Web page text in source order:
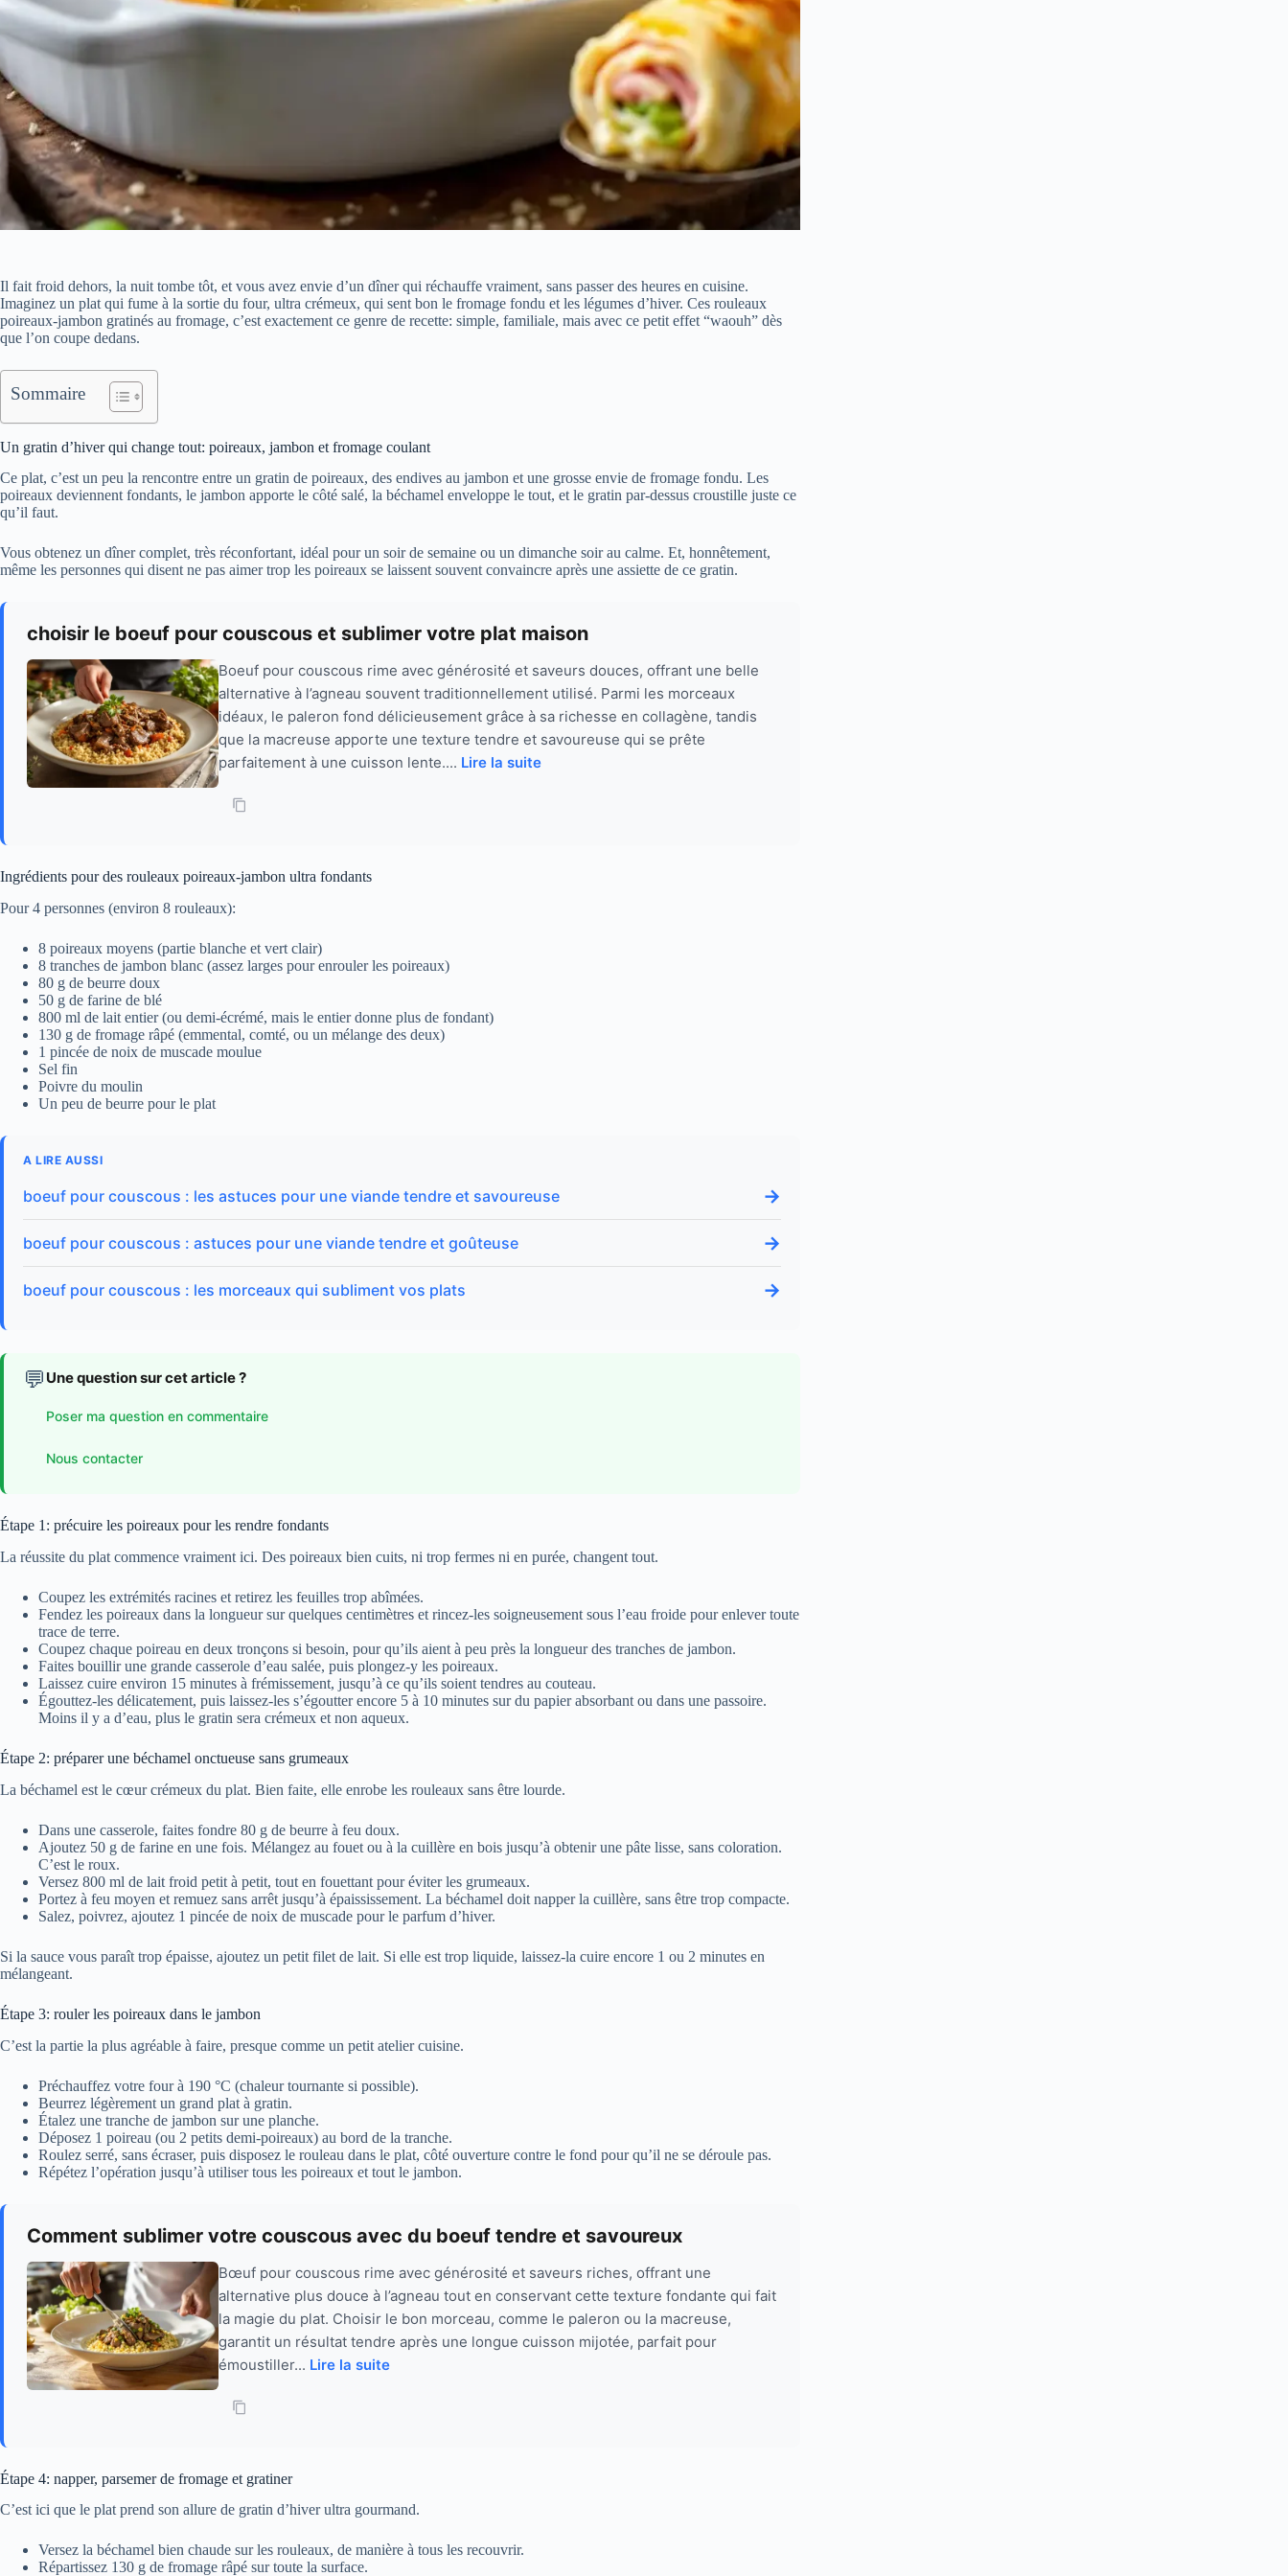
Il fait froid dehors, la nuit tombe tôt, et vous avez envie d’un dîner qui réchauffe vraiment, sans passer des heures en cuisine.
Imaginez un plat qui fume à la sortie du four, ultra crémeux, qui sent bon le fromage fondu et les légumes d’hiver. Ces rouleaux
poireaux-jambon gratinés au fromage, c’est exactement ce genre de recette: simple, familiale, mais avec ce petit effet “waouh” dès
que l’on coupe dedans.
Sommaire
Un gratin d’hiver qui change tout: poireaux, jambon et fromage coulant
Ce plat, c’est un peu la rencontre entre un gratin de poireaux, des endives au jambon et une grosse envie de fromage fondu. Les
poireaux deviennent fondants, le jambon apporte le côté salé, la béchamel enveloppe le tout, et le gratin par-dessus croustille juste ce
qu’il faut.
Vous obtenez un dîner complet, très réconfortant, idéal pour un soir de semaine ou un dimanche soir au calme. Et, honnêtement,
même les personnes qui disent ne pas aimer trop les poireaux se laissent souvent convaincre après une assiette de ce gratin.
choisir le boeuf pour couscous et sublimer votre plat maison
Boeuf pour couscous rime avec générosité et saveurs douces, offrant une belle
alternative à l’agneau souvent traditionnellement utilisé. Parmi les morceaux
idéaux, le paleron fond délicieusement grâce à sa richesse en collagène, tandis
que la macreuse apporte une texture tendre et savoureuse qui se prête
parfaitement à une cuisson lente.... Lire la suite
Ingrédients pour des rouleaux poireaux-jambon ultra fondants
Pour 4 personnes (environ 8 rouleaux):
8 poireaux moyens (partie blanche et vert clair)
8 tranches de jambon blanc (assez larges pour enrouler les poireaux)
80 g de beurre doux
50 g de farine de blé
800 ml de lait entier (ou demi-écrémé, mais le entier donne plus de fondant)
130 g de fromage râpé (emmental, comté, ou un mélange des deux)
1 pincée de noix de muscade moulue
Sel fin
Poivre du moulin
Un peu de beurre pour le plat
A LIRE AUSSI
boeuf pour couscous : les astuces pour une viande tendre et savoureuse →
boeuf pour couscous : astuces pour une viande tendre et goûteuse →
boeuf pour couscous : les morceaux qui subliment vos plats →
💬 Une question sur cet article ?
Poser ma question en commentaire
Nous contacter
Étape 1: précuire les poireaux pour les rendre fondants
La réussite du plat commence vraiment ici. Des poireaux bien cuits, ni trop fermes ni en purée, changent tout.
Coupez les extrémités racines et retirez les feuilles trop abîmées.
Fendez les poireaux dans la longueur sur quelques centimètres et rincez-les soigneusement sous l’eau froide pour enlever toute
trace de terre.
Coupez chaque poireau en deux tronçons si besoin, pour qu’ils aient à peu près la longueur des tranches de jambon.
Faites bouillir une grande casserole d’eau salée, puis plongez-y les poireaux.
Laissez cuire environ 15 minutes à frémissement, jusqu’à ce qu’ils soient tendres au couteau.
Égouttez-les délicatement, puis laissez-les s’égoutter encore 5 à 10 minutes sur du papier absorbant ou dans une passoire.
Moins il y a d’eau, plus le gratin sera crémeux et non aqueux.
Étape 2: préparer une béchamel onctueuse sans grumeaux
La béchamel est le cœur crémeux du plat. Bien faite, elle enrobe les rouleaux sans être lourde.
Dans une casserole, faites fondre 80 g de beurre à feu doux.
Ajoutez 50 g de farine en une fois. Mélangez au fouet ou à la cuillère en bois jusqu’à obtenir une pâte lisse, sans coloration.
C’est le roux.
Versez 800 ml de lait froid petit à petit, tout en fouettant pour éviter les grumeaux.
Portez à feu moyen et remuez sans arrêt jusqu’à épaississement. La béchamel doit napper la cuillère, sans être trop compacte.
Salez, poivrez, ajoutez 1 pincée de noix de muscade pour le parfum d’hiver.
Si la sauce vous paraît trop épaisse, ajoutez un petit filet de lait. Si elle est trop liquide, laissez-la cuire encore 1 ou 2 minutes en
mélangeant.
Étape 3: rouler les poireaux dans le jambon
C’est la partie la plus agréable à faire, presque comme un petit atelier cuisine.
Préchauffez votre four à 190 °C (chaleur tournante si possible).
Beurrez légèrement un grand plat à gratin.
Étalez une tranche de jambon sur une planche.
Déposez 1 poireau (ou 2 petits demi-poireaux) au bord de la tranche.
Roulez serré, sans écraser, puis disposez le rouleau dans le plat, côté ouverture contre le fond pour qu’il ne se déroule pas.
Répétez l’opération jusqu’à utiliser tous les poireaux et tout le jambon.
Comment sublimer votre couscous avec du boeuf tendre et savoureux
Bœuf pour couscous rime avec générosité et saveurs riches, offrant une
alternative plus douce à l’agneau tout en conservant cette texture fondante qui fait
la magie du plat. Choisir le bon morceau, comme le paleron ou la macreuse,
garantit un résultat tendre après une longue cuisson mijotée, parfait pour
émoustiller... Lire la suite
Étape 4: napper, parsemer de fromage et gratiner
C’est ici que le plat prend son allure de gratin d’hiver ultra gourmand.
Versez la béchamel bien chaude sur les rouleaux, de manière à tous les recouvrir.
Répartissez 130 g de fromage râpé sur toute la surface.